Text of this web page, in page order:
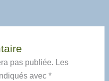
pas publiée. Les
avec *